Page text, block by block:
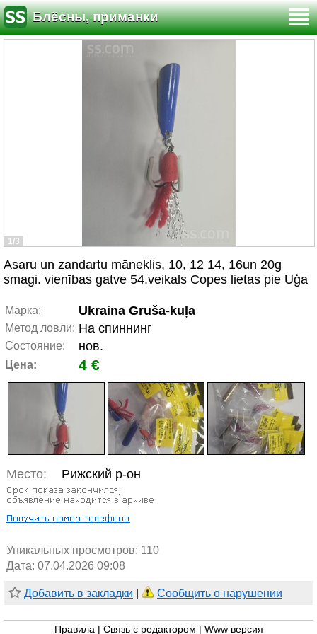
Блёсны, приманки
1/3
Asaru un zandartu māneklis, 10, 12 14, 16un 20g
smagi. vienības gatve 54.veikals Copes lietas pie Uģa
Марка: Ukraina Gruša-kuļa
Метод ловли: На спиннинг
Состояние: нов.
Цена: 4 €
Место: Рижский р-он
Уникальных просмотров: 110
Дата: 07.04.2026 09:08
Добавить в закладки Сообщить о нарушении
Правила Связь с редактором Www версия